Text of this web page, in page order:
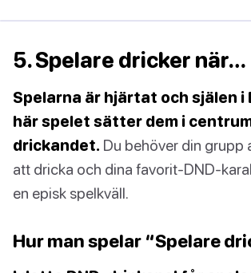
5. Spelare dricker när…
Spelarna är hjärtat och själen i
här spelet sätter dem i
drickandet. Du behöver din grupp
att dricka och dina favorit-DND-
en episk spelkväll.
Hur man spelar “Spelare